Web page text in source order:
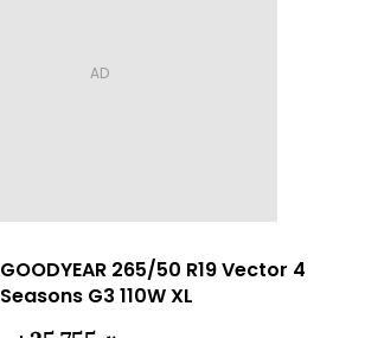
GOODYEAR 265/50 R19 Vector 4
Seasons G3 110W XL